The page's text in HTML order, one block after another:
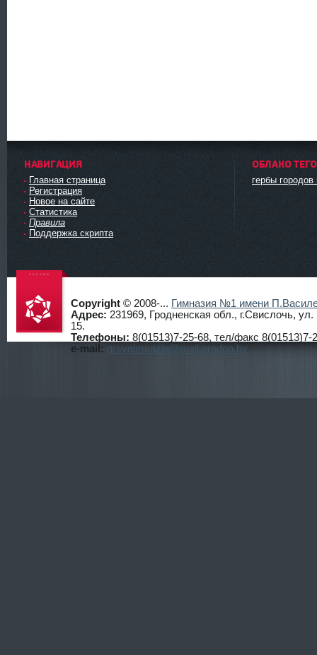
НАВИГАЦИЯ
Главная страница
Регистрация
Новое на сайте
Статистика
Правила
Поддержка скрипта
ОБЛАКО
гербы городов
Гимнази
Copyright © 2008-... Гимназия №1 имени
Адрес: 231969, Гродненская обл., г.Свислочь,
15.
Телефоны: 8(01513)7-25-68, тел/факс 8(01513)7-
e-mail: grsvgimnazia@mail.grodno.by